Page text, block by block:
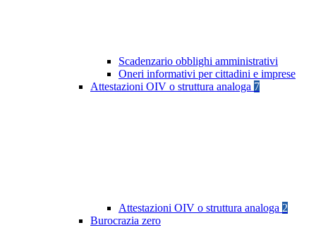
Scadenzario obblighi amministrativi
Oneri informativi per cittadini e imprese
Attestazioni OIV o struttura analoga 7
Attestazioni OIV o struttura analoga 2
Burocrazia zero